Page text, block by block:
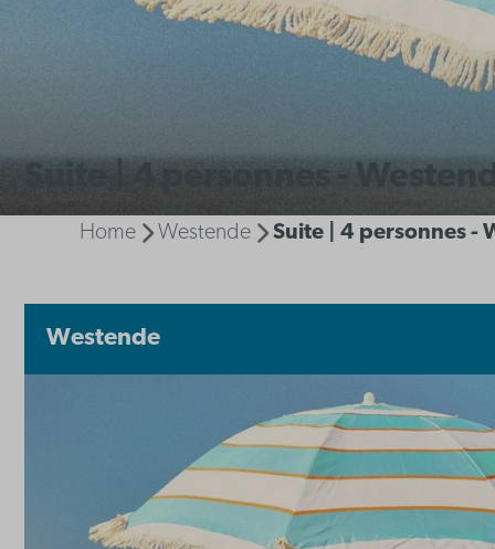
Suite | 4 personnes -
Home Westende Suite | 4 personnes -
Westende